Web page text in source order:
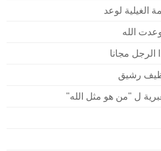
الغيلية لوعد
الله
الرجل مجانا
رشيق
ل "من هو مثل الله"